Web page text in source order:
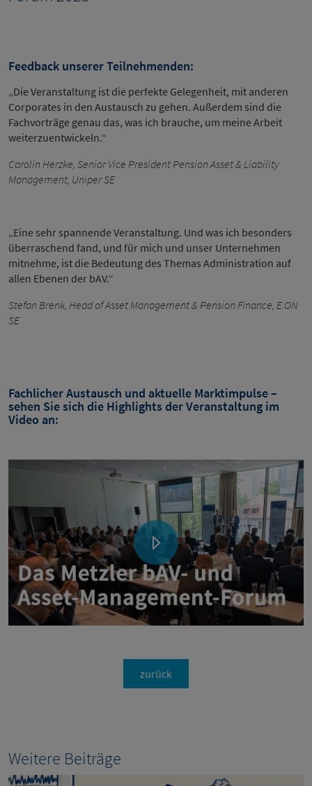
Feedback unserer Teilnehmenden:
„Die Veranstaltung ist die perfekte Gelegenheit, mit anderen
Corporates in den Austausch zu gehen. Außerdem sind die
Fachvorträge genau das, was ich brauche, um meine Arbeit
weiterzuentwickeln.“
Carolin Herzke, Senior Vice President Pension Asset & Liability
Management, Uniper SE
„Eine sehr spannende Veranstaltung. Und was ich besonders
überraschend fand, und für mich und unser Unternehmen
mitnehme, ist die Bedeutung des Themas Administration auf
allen Ebenen der bAV.“
Stefan Brenk, Head of Asset Management & Pension Finance, E.ON
SE
Fachlicher Austausch und aktuelle Marktimpulse –
sehen Sie sich die Highlights der Veranstaltung im
Video an:
zurück
Weitere Beiträge